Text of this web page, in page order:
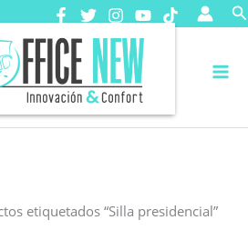
etiquetados “Silla presidencial”